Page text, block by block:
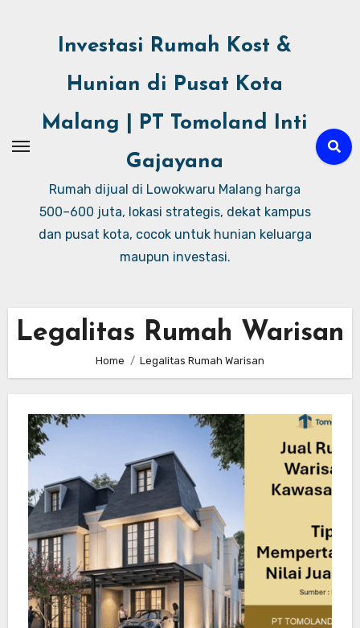
Investasi Rumah Kost &
Hunian di Pusat Kota
Malang | PT Tomoland Inti
Gajayana
Rumah dijual di Lowokwaru Malang harga
500–600 juta, lokasi strategis, dekat kampus
dan pusat kota, cocok untuk hunian keluarga
maupun investasi.
Legalitas Rumah Warisan
Home Legalitas Rumah Warisan